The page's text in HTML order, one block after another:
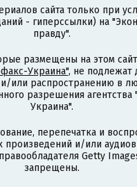
сайта только при
- гиперссылки) на
правду".
размещены на этом
Украина", не подлежат
или распространению в
разрешения
Украина".
перепечатка и
произведений и/или
Getty
запрещены.